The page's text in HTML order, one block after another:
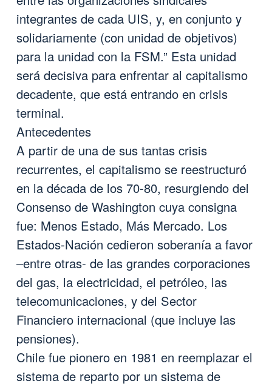
integrantes de cada UIS, y, en conjunto y
solidariamente (con unidad de objetivos)
para la unidad con la FSM.” Esta unidad
será decisiva para enfrentar al capitalismo
decadente, que está entrando en crisis
terminal.
Antecedentes
A partir de una de sus tantas crisis
recurrentes, el capitalismo se reestructuró
en la década de los 70-80, resurgiendo del
Consenso de Washington cuya consigna
fue: Menos Estado, Más Mercado. Los
Estados-Nación cedieron soberanía a favor
–entre otras- de las grandes corporaciones
del gas, la electricidad, el petróleo, las
telecomunicaciones, y del Sector
Financiero internacional (que incluye las
pensiones).
Chile fue pionero en 1981 en reemplazar el
sistema de reparto por un sistema de